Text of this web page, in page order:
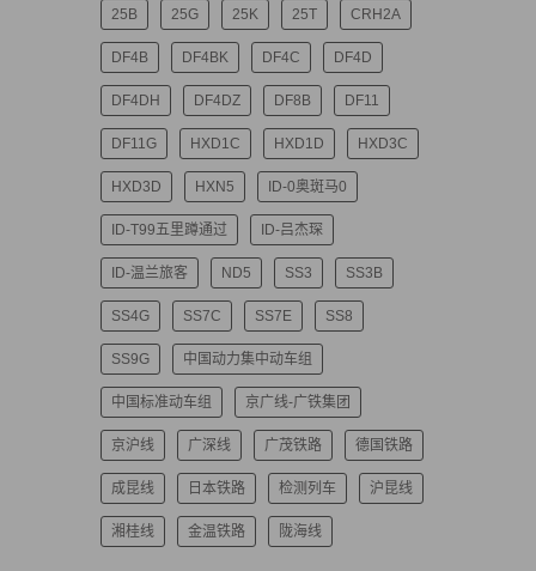
25B 25G 25K 25T CRH2A
DF4B DF4BK DF4C DF4D
DF4DH DF4DZ DF8B DF11
DF11G HXD1C HXD1D HXD3C
HXD3D HXN5 ID-0奥斑马0
ID-T99五里蹲通过 ID-吕杰琛
ID-温兰旅客 ND5 SS3 SS3B
SS4G SS7C SS7E SS8
SS9G 中国动力集中动车组
中国标准动车组 京广线-广铁集团
京沪线 广深线 广茂铁路 德国铁路
成昆线 日本铁路 检测列车 沪昆线
湘桂线 金温铁路 陇海线